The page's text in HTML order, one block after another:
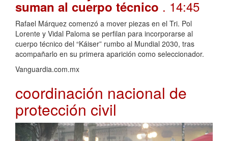
suman al cuerpo técnico . 14:45
Rafael Márquez comenzó a mover piezas en el Tri. Pol
Lorente y Vidal Paloma se perfilan para incorporarse al
cuerpo técnico del “Káiser” rumbo al Mundial 2030, tras
acompañarlo en su primera aparición como seleccionador.
Vanguardia.com.mx
coordinación nacional de
protección civil